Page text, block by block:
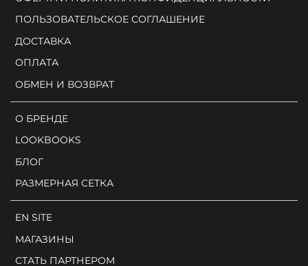
ПОЛЬЗОВАТЕЛЬСКОЕ СОГЛАШЕНИЕ
ДОСТАВКА
ОПЛАТА
ОБМЕН И ВОЗВРАТ
О БРЕНДЕ
LOOKBOOKS
БЛОГ
РАЗМЕРНАЯ СЕТКА
EN SITE
МАГАЗИНЫ
СТАТЬ ПАРТНЕРОМ